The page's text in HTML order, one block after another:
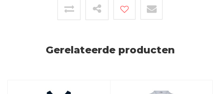
Gerelateerde producten